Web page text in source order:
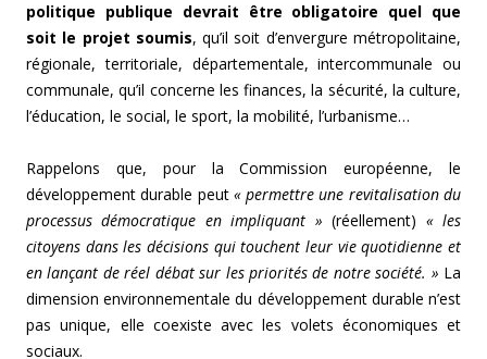
politique publique devrait être obligatoire quel que
soit le projet soumis, qu’il soit d’envergure métropolitaine,
régionale, territoriale, départementale, intercommunale ou
communale, qu’il concerne les finances, la sécurité, la culture,
l’éducation, le social, le sport, la mobilité, l’urbanisme…
Rappelons que, pour la Commission européenne, le
développement durable peut « permettre une revitalisation du
processus démocratique en impliquant » (réellement) « les
citoyens dans les décisions qui touchent leur vie quotidienne et
en lançant de réel débat sur les priorités de notre société. » La
dimension environnementale du développement durable n’est
pas unique, elle coexiste avec les volets économiques et
sociaux.